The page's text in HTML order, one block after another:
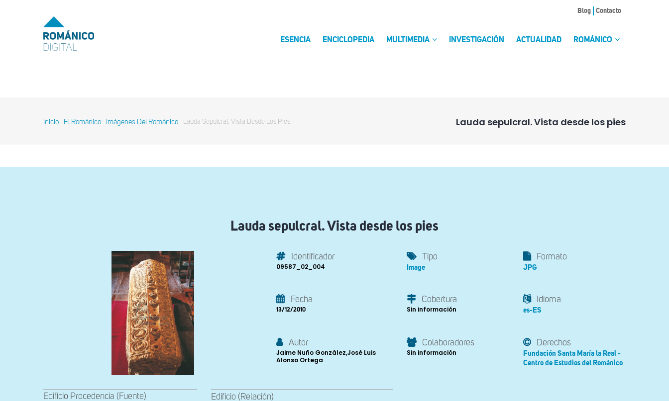
MENU
TOP
Blog Contacto
ESENCIA ENCICLOPEDIA MULTIMEDIA INVESTIGACIÓN ACTUALIDAD ROMÁNICO
Lauda sepulcral. Vista desde los pies
Sobrescribir
Inicio - El Románico - Imágenes Del Románico - Lauda Sepulcral. Vista Desde Los Pies
Lauda sepulcral. Vista desde los pies
Identificador
09587_02_004
Tipo
Image
Formato
JPG
Fecha
13/12/2010
Cobertura
Sin información
Idioma
es-ES
Autor
Jaime Nuño González,José Luis
Alonso Ortega
Colaboradores
Sin información
Derechos
Fundación Santa María la Real -
Centro de Estudios del Románico
Edificio Procedencia (Fuente) Edificio (Relación)